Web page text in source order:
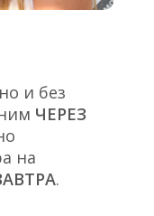
и без
ЧЕРЕЗ
на
.